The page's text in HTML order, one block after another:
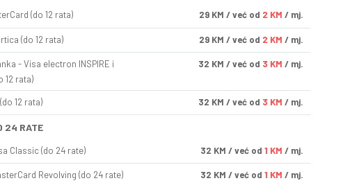
(do 12 rata) 29 KM / već od 2 KM / mj.
(do 12 rata) 29 KM / već od 2 KM / mj.
- Visa electron INSPIRE i
12 rata)
32 KM / već od 3 KM / mj.
12 rata) 32 KM / već od 3 KM / mj.
24 RATE
Classic (do 24 rate) 32 KM / već od 1 KM / mj.
Revolving (do 24 rate) 32 KM / već od 1 KM / mj.